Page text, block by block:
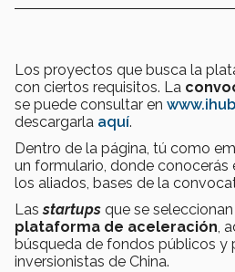
Los proyectos que busca la
con ciertos requisitos. La
se puede consultar en
descargarla aquí.
Dentro de la página, tú como
un formulario, donde conocerás
los aliados, bases de la
Lasstartups que se
plataforma de aceleración,
búsqueda de fondos públicos y
inversionistas de China.